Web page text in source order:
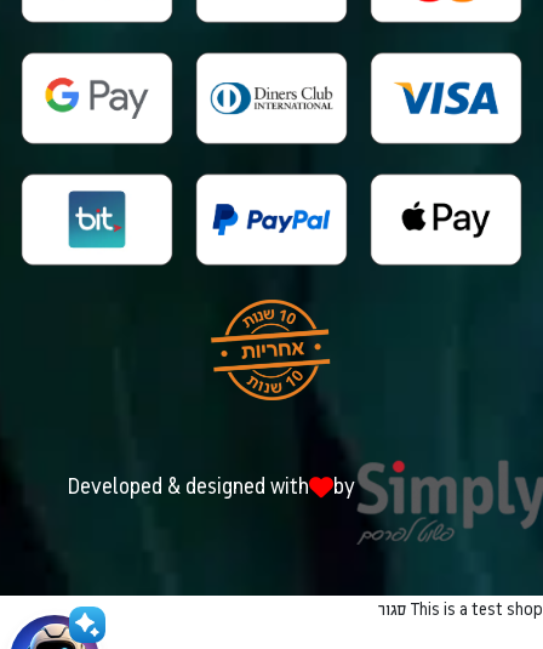
Developed & designed with by
This is a test shop סגור